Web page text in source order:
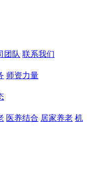
团队 联系我们
师资力量
医养结合 居家养老 机